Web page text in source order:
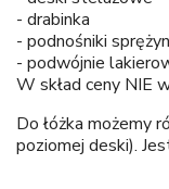
- drabinka
- podnośniki
- podwójnie
W skład ceny NIE
Do łóżka możemy
poziomej deski).